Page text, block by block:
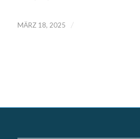
MÄRZ 18, 2025 /